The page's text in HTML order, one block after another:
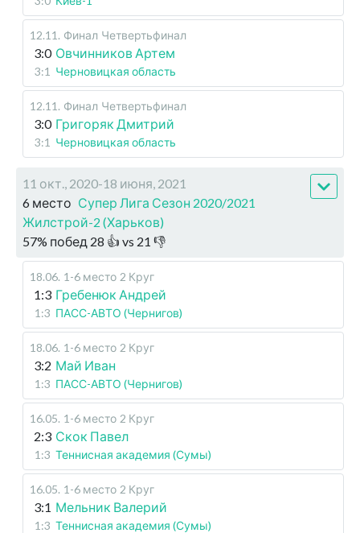
12.11 . Финал Четвертьфинал
3:0 Овчинников Артем
3:1 Черновицкая область
12.11 . Финал Четвертьфинал
3:0 Григоряк Дмитрий
3:1 Черновицкая область
11 окт., 2020-18 июня, 2021
6 место Супер Лига Сезон 2020/2021
Жилстрой-2 (Харьков)
57% побед 28 👍 vs 21 👎
18.06. 1-6 место 2 Круг
1:3 Гребенюк Андрей
1:3 ПАСС-АВТО (Чернигов)
18.06. 1-6 место 2 Круг
3:2 Май Иван
1:3 ПАСС-АВТО (Чернигов)
16.05. 1-6 место 2 Круг
2:3 Скок Павел
1:3 Теннисная академия (Сумы)
16.05. 1-6 место 2 Круг
3:1 Мельник Валерий
1:3 Теннисная академия (Сумы)